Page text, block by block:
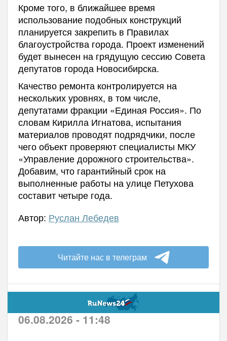
Кроме того, в ближайшее время
использование подобных конструкций
планируется закрепить в Правилах
благоустройства города. Проект изменений
будет вынесен на грядущую сессию Совета
депутатов города Новосибирска.
Качество ремонта контролируется на
нескольких уровнях, в том числе,
депутатами фракции «Единая Россия». По
словам Кирилла Игнатова, испытания
материалов проводят подрядчики, после
чего объект проверяют специалисты МКУ
«Управление дорожного строительства».
Добавим, что гарантийный срок на
выполненные работы на улице Петухова
составит четыре года.
Автор: Руслан Лебедев
Читайте нас в телеграм
06.08.2026 - 11:48